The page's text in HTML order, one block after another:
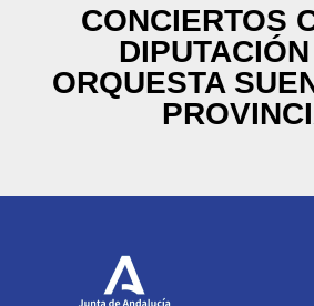
CONCIERTOS
ORQUESTA